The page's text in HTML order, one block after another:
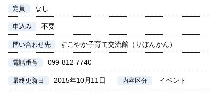
定員 なし
申込み 不要
問い合わせ先 すこやか子育て交流館（りぼんかん）
電話番号 099-812-7740
最終更新日 2015年10月11日 内容区分 イベント